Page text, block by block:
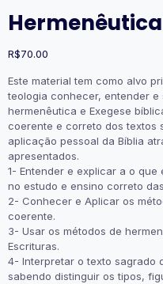
Hermenêutica
R$70.00
Este material tem como alvo
teologia conhecer, entender
hermenêutica e Exegese
coerente e correto dos textos
aplicação pessoal da Bíblia
apresentados.
1- Entender e explicar a o
no estudo e ensino correto
2- Conhecer e Aplicar os
coerente.
3- Usar os métodos de
Escrituras.
4- Interpretar o texto sagrado
sabendo distinguir os tipos,